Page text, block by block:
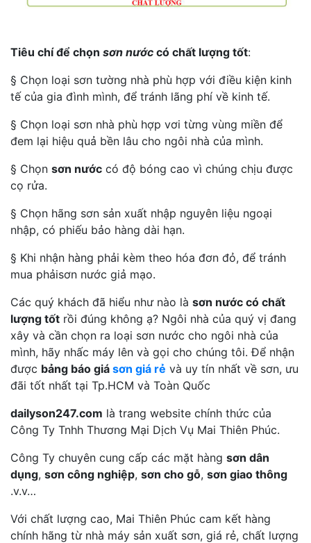
Tiêu chí để chọn sơn nước có chất lượng tốt:
§ Chọn loại sơn tường nhà phù hợp với điều kiện kinh
tế của gia đình mình, để tránh lãng phí về kinh tế.
§ Chọn loại sơn nhà phù hợp vơi từng vùng miền để
đem lại hiệu quả bền lâu cho ngôi nhà của mình.
§ Chọn sơn nước có độ bóng cao vì chúng chịu được
cọ rửa.
§ Chọn hãng sơn sản xuất nhập nguyên liệu ngoại
nhập, có phiếu bảo hàng dài hạn.
§ Khi nhận hàng phải kèm theo hóa đơn đỏ, để tránh
mua phảisơn nước giả mạo.
Các quý khách đã hiểu như nào là sơn nước có chất
lượng tốt rồi đúng không ạ? Ngôi nhà của quý vị đang
xây và cần chọn ra loại sơn nước cho ngôi nhà của
mình, hãy nhấc máy lên và gọi cho chúng tôi. Để nhận
được bảng báo giá sơn giá rẻ và uy tín nhất về sơn, ưu
đãi tốt nhất tại Tp.HCM và Toàn Quốc
dailyson247.com là trang website chính thức của
Công Ty Tnhh Thương Mại Dịch Vụ Mai Thiên Phúc.
Công Ty chuyên cung cấp các mặt hàng sơn dân
dụng, sơn công nghiệp, sơn cho gỗ, sơn giao thông
.v.v…
Với chất lượng cao, Mai Thiên Phúc cam kết hàng
chính hãng từ nhà máy sản xuất sơn, giá rẻ, chất lượng